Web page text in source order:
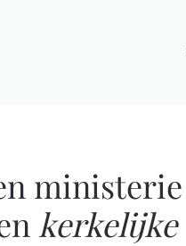
kerkelijke